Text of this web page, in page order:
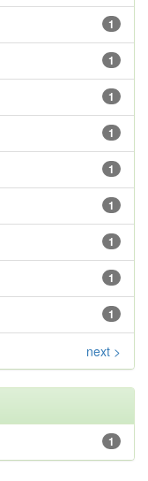
1
1
1
1
1
1
1
1
1
next >
1